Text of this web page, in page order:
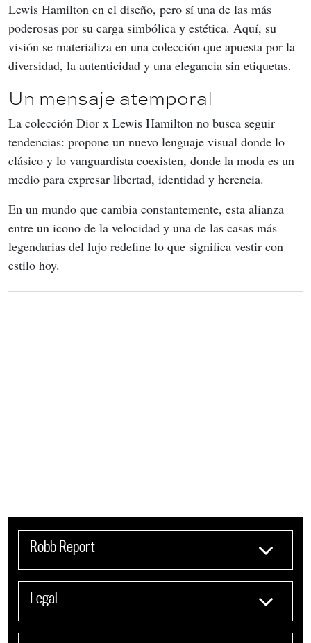
Lewis Hamilton en el diseño, pero sí una de las más
poderosas por su carga simbólica y estética. Aquí, su
visión se materializa en una colección que apuesta por la
diversidad, la autenticidad y una elegancia sin etiquetas.
Un mensaje atemporal
La colección Dior x Lewis Hamilton no busca seguir
tendencias: propone un nuevo lenguaje visual donde lo
clásico y lo vanguardista coexisten, donde la moda es un
medio para expresar libertad, identidad y herencia.
En un mundo que cambia constantemente, esta alianza
entre un icono de la velocidad y una de las casas más
legendarias del lujo redefine lo que significa vestir con
estilo hoy.
Robb Report
Legal